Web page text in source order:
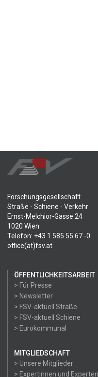
Forschungsgesellschaft
Straße - Schiene - Verkehr
Ernst-Melchior-Gasse 24
1020 Wien
Telefon: +43 1 585 55 67 -0
office(at)fsv.at
ÖFFENTLICHKEITSARBEIT
> Für Presse
> Newsletter
> FSV-aktuell Straße
> FSV-aktuell Schiene
> Eurokommunal
MITGLIEDSCHAFT
> Unsere Mitglieder
> Expertinnen und Experten